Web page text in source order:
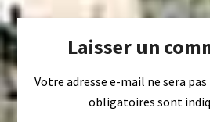
Laisser un
Votre adresse e-mail ne sera
obligatoires sont